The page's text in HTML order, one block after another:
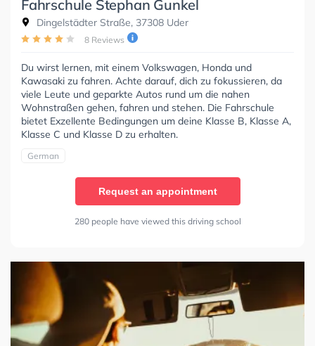
Fahrschule Stephan Gunkel
Dingelstädter Straße, 37308 Uder
8 Reviews
Du wirst lernen, mit einem Volkswagen, Honda und
Kawasaki zu fahren. Achte darauf, dich zu fokussieren, da
viele Leute und geparkte Autos rund um die nahen
Wohnstraßen gehen, fahren und stehen. Die Fahrschule
bietet Exzellente Bedingungen um deine Klasse B, Klasse A,
Klasse C und Klasse D zu erhalten.
German
Request an appointment
280 people have viewed this driving school